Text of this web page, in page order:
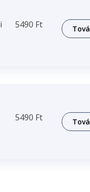
5490 Ft
5490 Ft